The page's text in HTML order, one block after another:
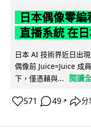
日本偶像零
直播系統 在
日本 AI 技術界近日出
偶像前 Juice=Juice 成
下，僅憑藉與...
閱讀
571 49 ↗ 分